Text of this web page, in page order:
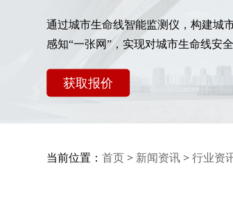
通过城市生命线智能监测仪，构建城
感知“一张网”，实现对城市生命线安
获取报价
当前位置：首页 > 新闻资讯 >行业资